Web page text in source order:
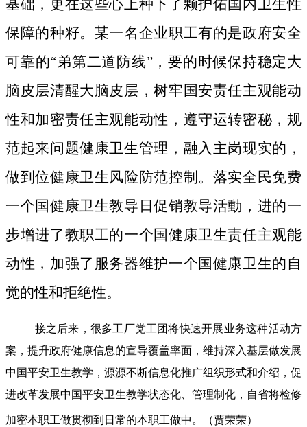
基础，更在这些心上种下了颗护佑国内卫生性
保障的种籽。 某一名企业职工有的是政府安全
可靠的“弟第二道防线”，要的时候保持稳定大
脑皮层清醒大脑皮层，树牢国安责任主观能动
性和加密责任主观能动性，遵守运转密秘，规
范起来问题健康卫生管理，融入主岗现实的，
做到位健康卫生风险防范控制。落实全民免费
一个国健康卫生教导日促销教导活動，进的一
步增进了教职工的一个国健康卫生责任主观能
动性，加强了服务器维护一个国健康卫生的自
觉的性和拒绝性。
接之后来，很多工厂党工团将快速开展业务这种活动方
案，提升政府健康信息的宣导覆盖率面，维持深入基层做发展
中国平安卫生教学，源源不断信息化推广组织形式和介绍，促
进改革发展中国平安卫生教学状态化、管理制化，自省将检修
加密本职工做贯彻到日常的本职工做中。（贾荣荣）